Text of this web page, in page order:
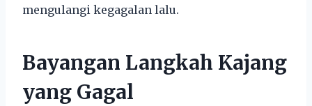
mengulangi kegagalan lalu.
Bayangan Langkah Kajang
yang Gagal